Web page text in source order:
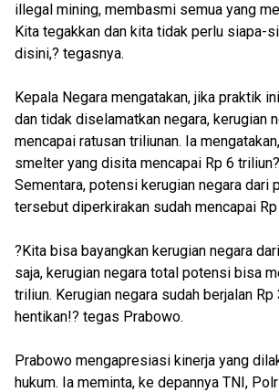
illegal mining, membasmi semua yang
Kita tegakkan dan kita tidak perlu siapa-
disini,? tegasnya.
Kepala Negara mengatakan, jika praktik
dan tidak diselamatkan negara, kerugian
mencapai ratusan triliunan. Ia
smelter yang disita mencapai Rp 6
Sementara, potensi kerugian negara dari
tersebut diperkirakan sudah mencapai
?Kita bisa bayangkan kerugian negara
saja, kerugian negara total potensi bisa
triliun. Kerugian negara sudah berjalan
hentikan!? tegas Prabowo.
Prabowo mengapresiasi kinerja yang
hukum. Ia meminta, ke depannya TNI,